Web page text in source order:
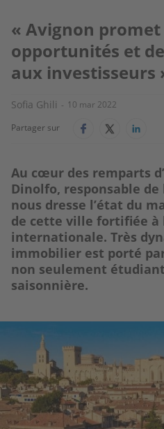
« Avignon promet
opportunités et
aux investisseurs
Sofia Ghili
10 mar 2022
Partager sur
Au cœur des remparts
Dinolfo, responsable de
nous dresse l’état du
de cette ville fortifiée à
internationale. Très
immobilier est porté
non seulement
saisonnière.